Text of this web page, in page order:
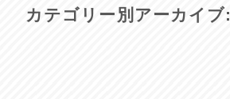
カテゴリー別アーカイブ: